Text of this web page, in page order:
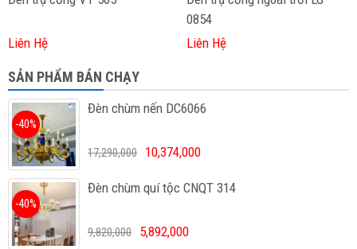
Liên Hệ
0854
Liên Hệ
SẢN PHẨM BÁN CHẠY
Đèn chùm nến DC6066
-40%
17,290,000 10,374,000
Đèn chùm quí tộc CNQT 314
-40%
9,820,000 5,892,000